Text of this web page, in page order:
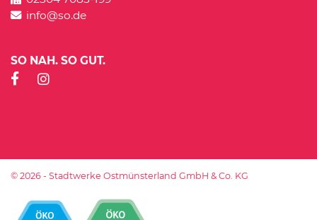
info@so.de
SO NAH. SO GUT.
© 2026 - Stadtwerke Ostmünsterland GmbH & Co. KG